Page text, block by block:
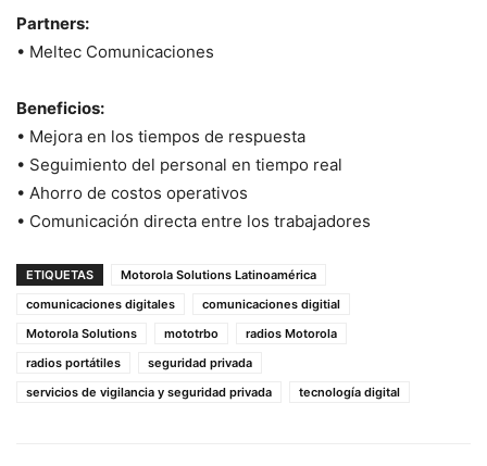
Partners:
• Meltec Comunicaciones
Beneficios:
• Mejora en los tiempos de respuesta
• Seguimiento del personal en tiempo real
• Ahorro de costos operativos
• Comunicación directa entre los trabajadores
ETIQUETAS
Motorola Solutions Latinoamérica
comunicaciones digitales
comunicaciones digitial
Motorola Solutions
mototrbo
radios Motorola
radios portátiles
seguridad privada
servicios de vigilancia y seguridad privada
tecnología digital